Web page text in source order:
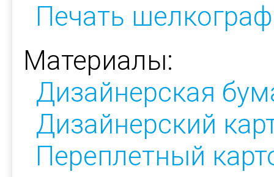
Печать
Материалы:
Дизайнерская
Дизайнерский
Переплетный